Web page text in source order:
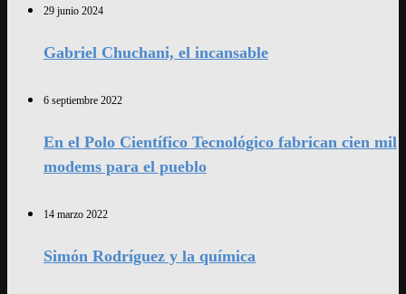
29 junio 2024
Gabriel Chuchani, el incansable
6 septiembre 2022
En el Polo Científico Tecnológico fabrican cien mil
modems para el pueblo
14 marzo 2022
Simón Rodríguez y la química